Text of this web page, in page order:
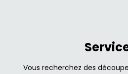
Vous recherchez des